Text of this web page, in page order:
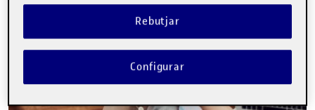
Rebutjar
Configurar